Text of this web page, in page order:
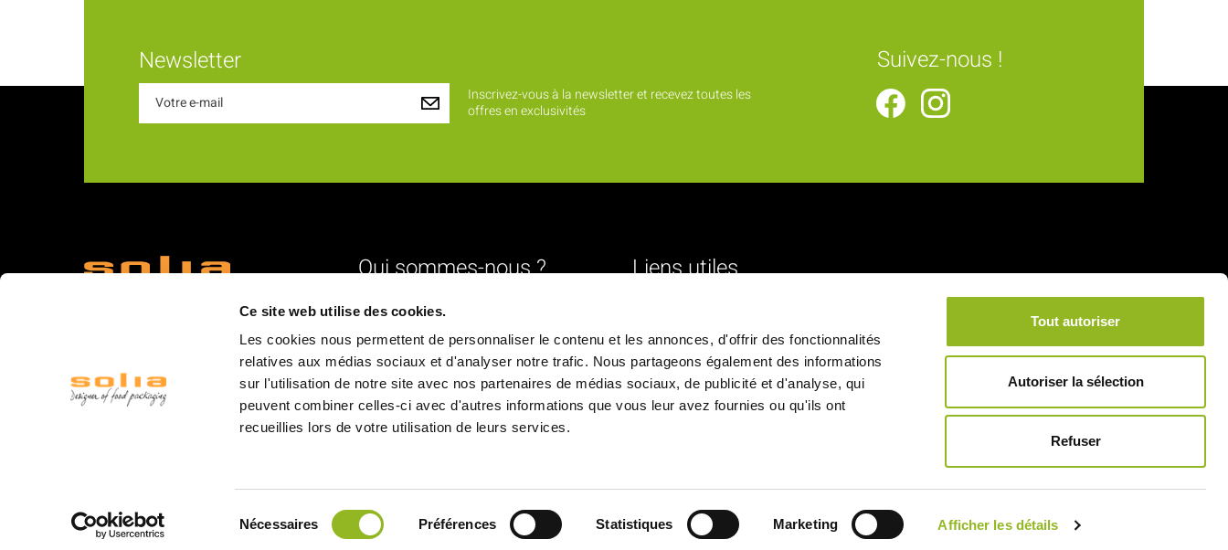
Ce site web utilise des cookies.
Les cookies nous permettent de personnaliser le contenu et les annonces, d'offrir des fonctionnalités
relatives aux médias sociaux et d'analyser notre trafic. Nous partageons également des informations
sur l'utilisation de notre site avec nos partenaires de médias sociaux, de publicité et d'analyse, qui
peuvent combiner celles-ci avec d'autres informations que vous leur avez fournies ou qu'ils ont
recueillies lors de votre utilisation de leurs services.
Nécessaires Préférences Statistiques Marketing Afficher les détails
Tout autoriser
Autoriser la sélection
Refuser
Newsletter
Inscrivez-vous à la newsletter et recevez toutes les
offres en exclusivités
Suivez-nous !
Qui sommes-nous ?
L'identité
Nos valeurs
La structure
L'équipe
La logistique
Liens utiles
Mentions légales
Conditions générales de vente
Paiement sécurisé